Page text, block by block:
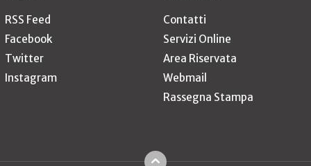
RSS Feed
Facebook
Twitter
Instagram
Contatti
Servizi Online
Area Riservata
Webmail
Rassegna Stampa